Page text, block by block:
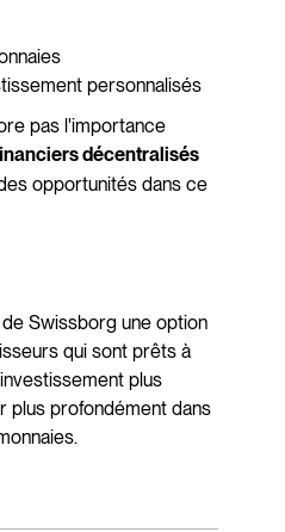
personnalisés
pas l'importance
décentralisés
opportunités dans ce
Swissborg une option
qui sont prêts à
plus
plus profondément dans